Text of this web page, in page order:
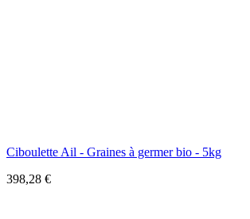
Ciboulette Ail - Graines à germer bio - 5kg
398,28 €